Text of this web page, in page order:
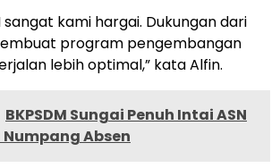
sangat kami hargai. Dukungan dari
program pengembangan
lebih optimal,” kata Alfin.
BKPSDM Sungai Penuh Intai ASN
Absen